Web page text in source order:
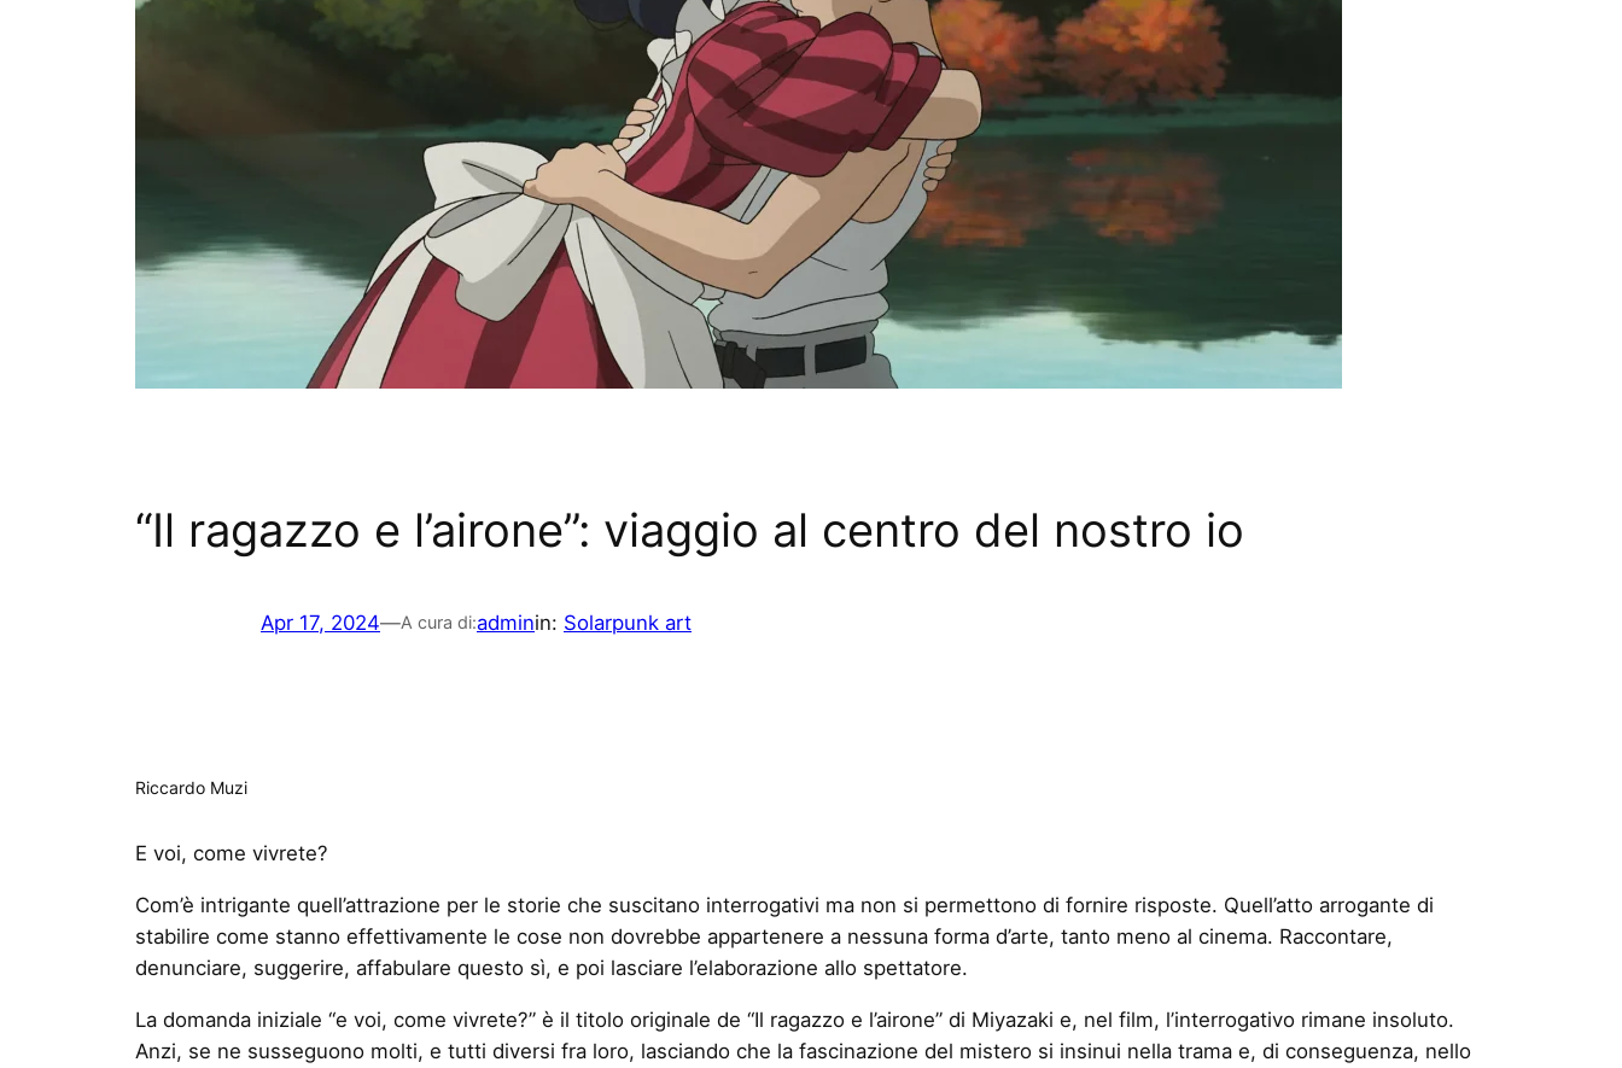
“Il ragazzo e l’airone”: viaggio al centro del nostro io
Apr 17, 2024—A cura di:adminin: Solarpunk art
Riccardo Muzi
E voi, come vivrete?
Com’è intrigante quell’attrazione per le storie che suscitano interrogativi ma non si permettono di fornire risposte. Quell’atto arrogante di
stabilire come stanno effettivamente le cose non dovrebbe appartenere a nessuna forma d’arte, tanto meno al cinema. Raccontare,
denunciare, suggerire, affabulare questo sì, e poi lasciare l’elaborazione allo spettatore.
La domanda iniziale “e voi, come vivrete?” è il titolo originale de “Il ragazzo e l’airone” di Miyazaki e, nel film, l’interrogativo rimane insoluto.
Anzi, se ne susseguono molti, e tutti diversi fra loro, lasciando che la fascinazione del mistero si insinui nella trama e, di conseguenza, nello